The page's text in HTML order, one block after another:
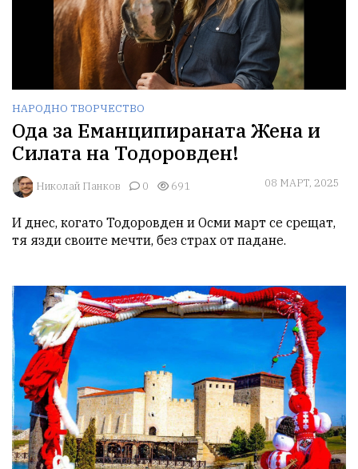
НАРОДНО ТВОРЧЕСТВО
Ода за Еманципираната Жена и
Силата на Тодоровден!
Николай Панков 0 691 08 МАРТ, 2025
И днес, когато Тодоровден и Осми март се срещат,
тя язди своите мечти, без страх от падане.